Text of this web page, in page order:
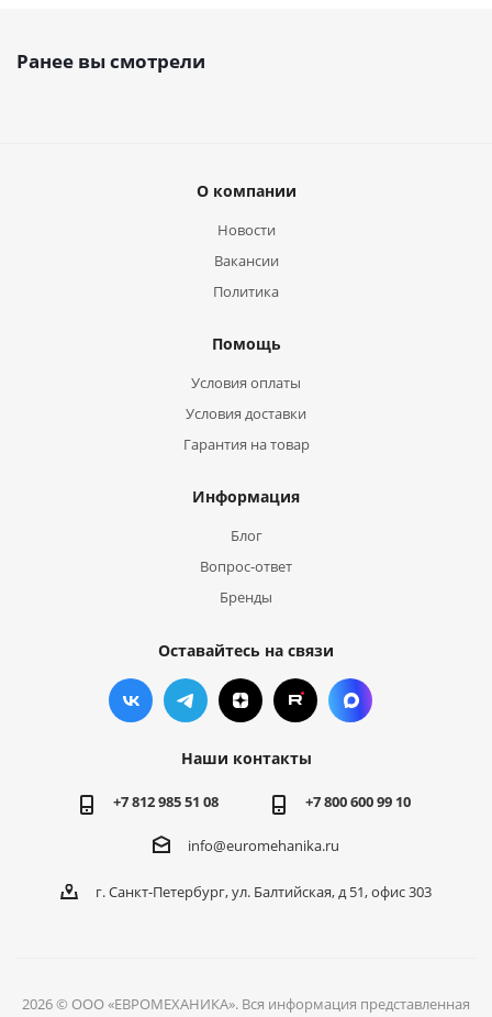
Ранее вы смотрели
О компании
Новости
Вакансии
Политика
Помощь
Условия оплаты
Условия доставки
Гарантия на товар
Информация
Блог
Вопрос-ответ
Бренды
Оставайтесь на связи
Наши контакты
+7 812 985 51 08 +7 800 600 99 10
info@euromehanika.ru
г. Санкт-Петербург, ул. Балтийская, д 51, офис 303
2026 © ООО «ЕВРОМЕХАНИКА». Вся информация представленная